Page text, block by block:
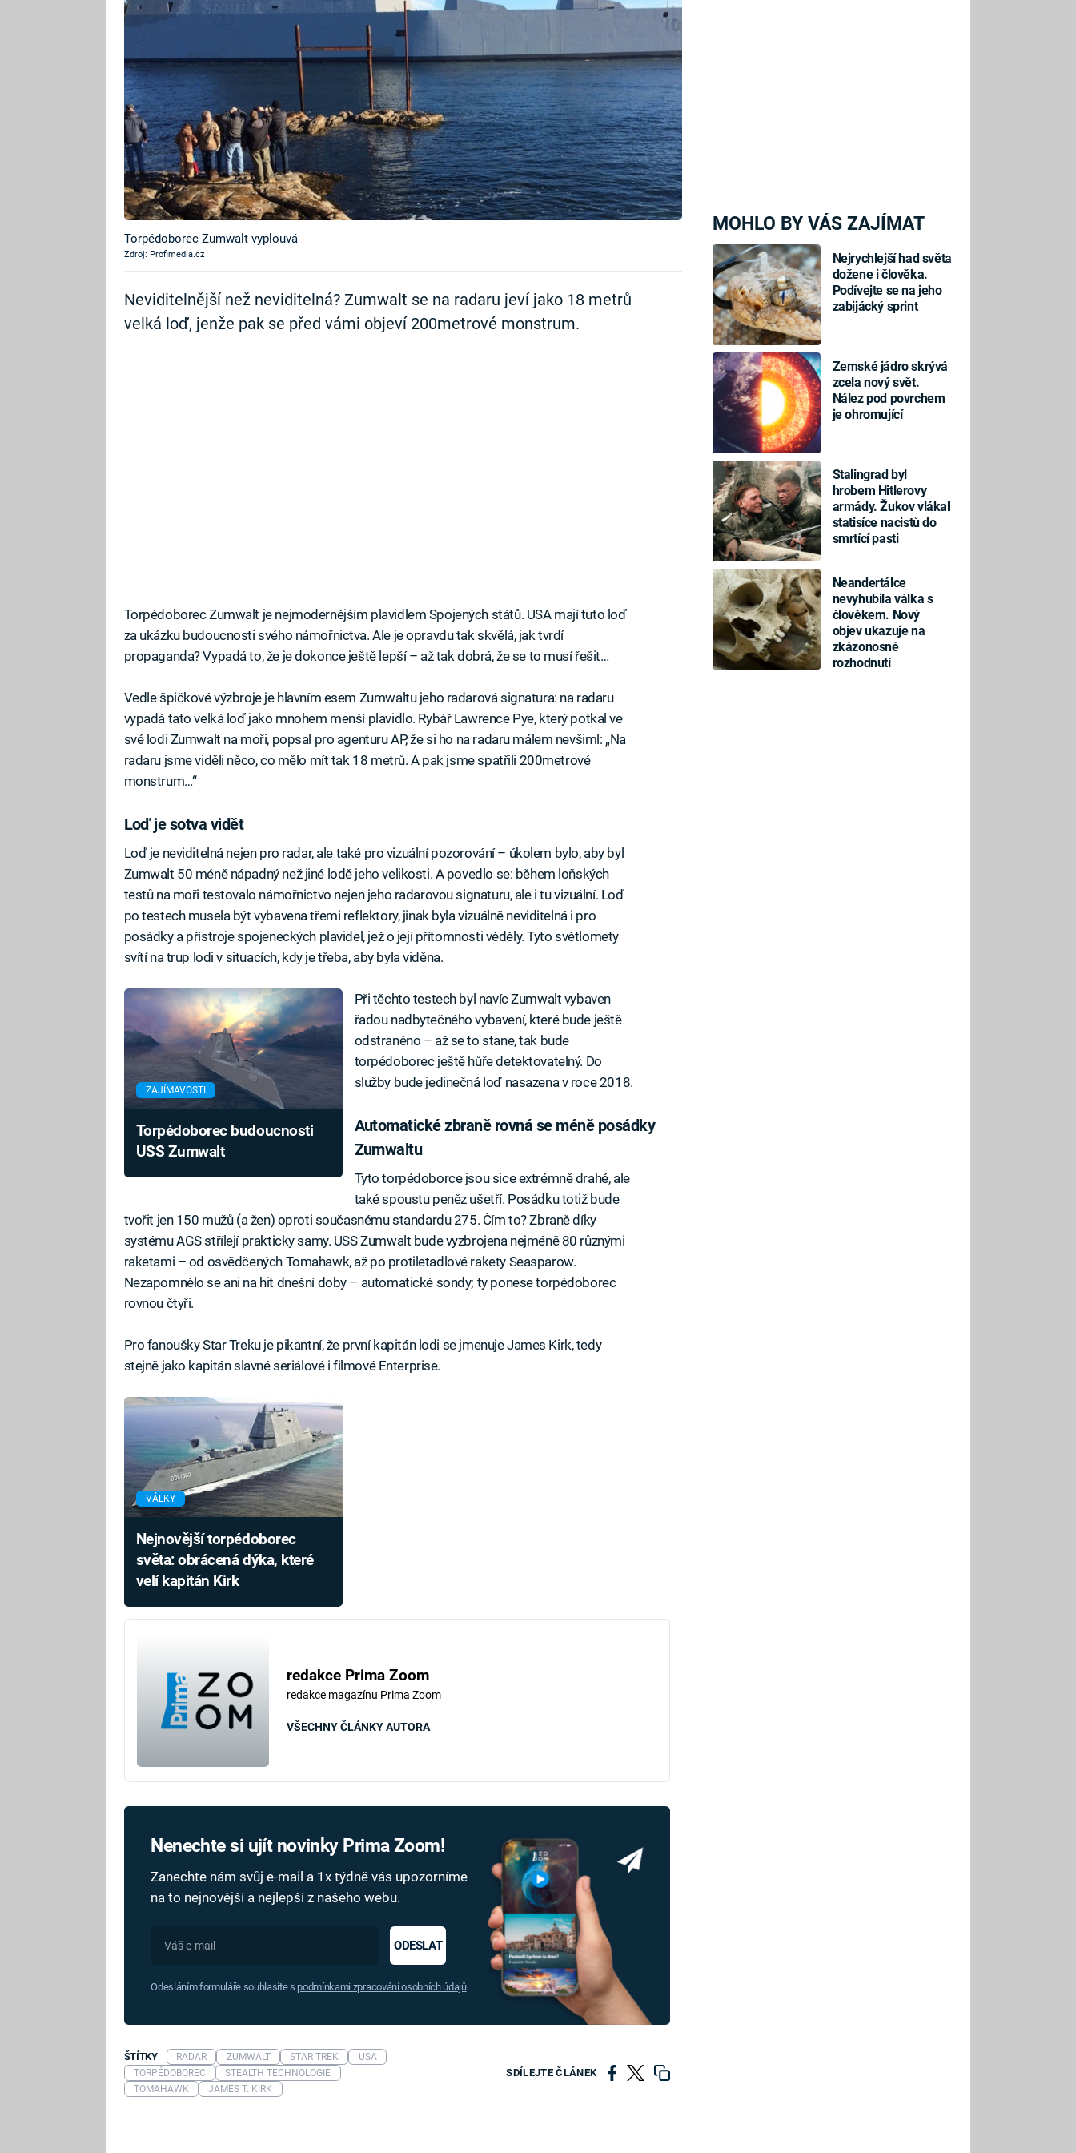
MOHLO BY VÁS ZAJÍMAT
Nejrychlejší had světa
dožene i člověka.
Podívejte se na jeho
zabijácký sprint
Zemské jádro skrývá
zcela nový svět.
Nález pod povrchem
je ohromující
Stalingrad byl
hrobem Hitlerovy
armády. Žukov vlákal
statisíce nacistů do
smrtící pasti
Neandertálce
nevyhubila válka s
člověkem. Nový
objev ukazuje na
zkázonosné
rozhodnutí
Torpédoborec Zumwalt vyplouvá
Zdroj: Profimedia.cz
Neviditelnější než neviditelná? Zumwalt se na radaru jeví jako 18 metrů
velká loď, jenže pak se před vámi objeví 200metrové monstrum.
Torpédoborec Zumwalt je nejmodernějším plavidlem Spojených států. USA mají tuto loď
za ukázku budoucnosti svého námořnictva. Ale je opravdu tak skvělá, jak tvrdí
propaganda? Vypadá to, že je dokonce ještě lepší – až tak dobrá, že se to musí řešit…
Vedle špičkové výzbroje je hlavním esem Zumwaltu jeho radarová signatura: na radaru
vypadá tato velká loď jako mnohem menší plavidlo. Rybář Lawrence Pye, který potkal ve
své lodi Zumwalt na moři, popsal pro agenturu AP, že si ho na radaru málem nevšiml: „Na
radaru jsme viděli něco, co mělo mít tak 18 metrů. A pak jsme spatřili 200metrové
monstrum…“
Loď je sotva vidět
Loď je neviditelná nejen pro radar, ale také pro vizuální pozorování – úkolem bylo, aby byl
Zumwalt 50 méně nápadný než jiné lodě jeho velikosti. A povedlo se: během loňských
testů na moři testovalo námořnictvo nejen jeho radarovou signaturu, ale i tu vizuální. Loď
po testech musela být vybavena třemi reflektory, jinak byla vizuálně neviditelná i pro
posádky a přístroje spojeneckých plavidel, jež o její přítomnosti věděly. Tyto světlomety
svítí na trup lodi v situacích, kdy je třeba, aby byla viděna.
ZAJÍMAVOSTI
Torpédoborec budoucnosti
USS Zumwalt
Při těchto testech byl navíc Zumwalt vybaven
řadou nadbytečného vybavení, které bude ještě
odstraněno – až se to stane, tak bude
torpédoborec ještě hůře detektovatelný. Do
služby bude jedinečná loď nasazena v roce 2018.
Automatické zbraně rovná se méně posádky
Zumwaltu
Tyto torpédoborce jsou sice extrémně drahé, ale
také spoustu peněz ušetří. Posádku totiž bude
tvořit jen 150 mužů (a žen) oproti současnému standardu 275. Čím to? Zbraně díky
systému AGS střílejí prakticky samy. USS Zumwalt bude vyzbrojena nejméně 80 různými
raketami – od osvědčených Tomahawk, až po protiletadlové rakety Seasparow.
Nezapomnělo se ani na hit dnešní doby – automatické sondy; ty ponese torpédoborec
rovnou čtyři.
Pro fanoušky Star Treku je pikantní, že první kapitán lodi se jmenuje James Kirk, tedy
stejně jako kapitán slavné seriálové i filmové Enterprise.
VÁLKY
Nejnovější torpédoborec
světa: obrácená dýka, které
velí kapitán Kirk
redakce Prima Zoom
redakce magazínu Prima Zoom
VŠECHNY ČLÁNKY AUTORA
Nenechte si ujít novinky Prima Zoom!
Zanechte nám svůj e-mail a 1x týdně vás upozorníme
na to nejnovější a nejlepší z našeho webu.
ODESLAT
Odesláním formuláře souhlasíte s podmínkami zpracování osobních údajů
SDÍLEJTE ČLÁNEK
ŠTÍTKY RADAR ZUMWALT STAR TREK
USA
TORPÉDOBOREC
STEALTH TECHNOLOGIE
TOMAHAWK
JAMES T. KIRK